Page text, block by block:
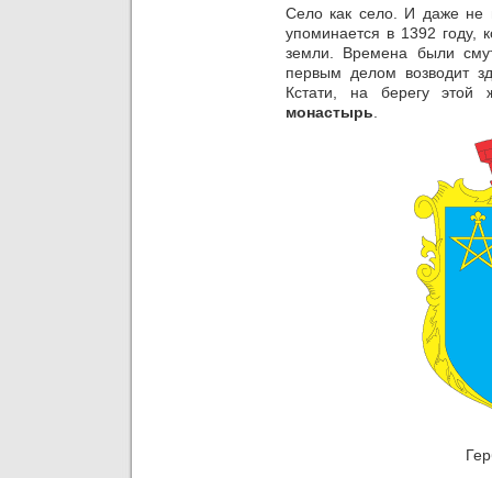
Село как село. И даже не
упоминается в 1392 году,
земли. Времена были
первым делом возводит
Кстати, на берегу
монастырь.